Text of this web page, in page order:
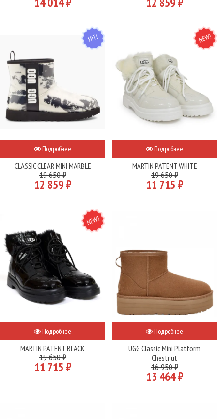
HIT
Подробнее
CLASSIC CLEAR MINI MARBLE
19 650 ₽
12 859 ₽
NEW
Подробнее
MARTIN PATENT WHITE
19 650 ₽
11 715 ₽
NEW
Подробнее
MARTIN PATENT BLACK
19 650 ₽
11 715 ₽
Подробнее
UGG Classic Mini Platform
Chestnut
16 950 ₽
13 464 ₽